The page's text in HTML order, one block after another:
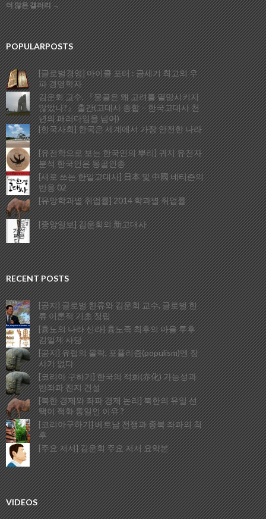
더 많은 갤러리→
POPULARPOSTS
[글로벌경영] 마이클 포터 : 금세기 최고의 우
파 경영학자
김운회 교수, 『몽골은 왜 고려를 멸망시키지
않았나?』 출간(고대사 종합 – 한국고대사 천
년의 패러다임을 넘어)
[한국사회] 한국은 세계에서 가장 안전한 나라
[유전학으로 보는 한국인의 뿌리] 귀지 유전자
분석 한국인은 몽골인종
[새로 쓰는 한일고대사] 日本 및 中國 네티즌의
반응 02
[유망학과별 취업률] 2014 학과별 취업률
[중앙일보] 김운회의 新고대사
RECENT POSTS
[공지] 글로벌 한류와 김운회 교수, 글로벌 한
류 이론적 기초 정립
[흉노의 나라 신라] 흉노족 최후의 마을 투후
김일제 사당
[공지] 유럽의 몰락, 포퓰리즘(populism)엔 장
사가 없다
[코리아 구하기] 한국의 적화(赤化) 가능성과
반좌파 진지 건설
[북한 경제와 좌파 경제 논리] 북한의 유일 선
택이 적화 통일인 이유 ?
[코리아구하기] 베트남 전쟁과 종북 좌파의 최
후
[주요 저서] 김운회 주요 저서 요약본
VIDEOS